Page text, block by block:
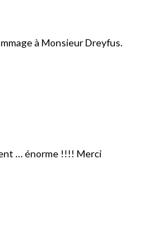
à Monsieur Dreyfus.
… énorme !!!! Merci